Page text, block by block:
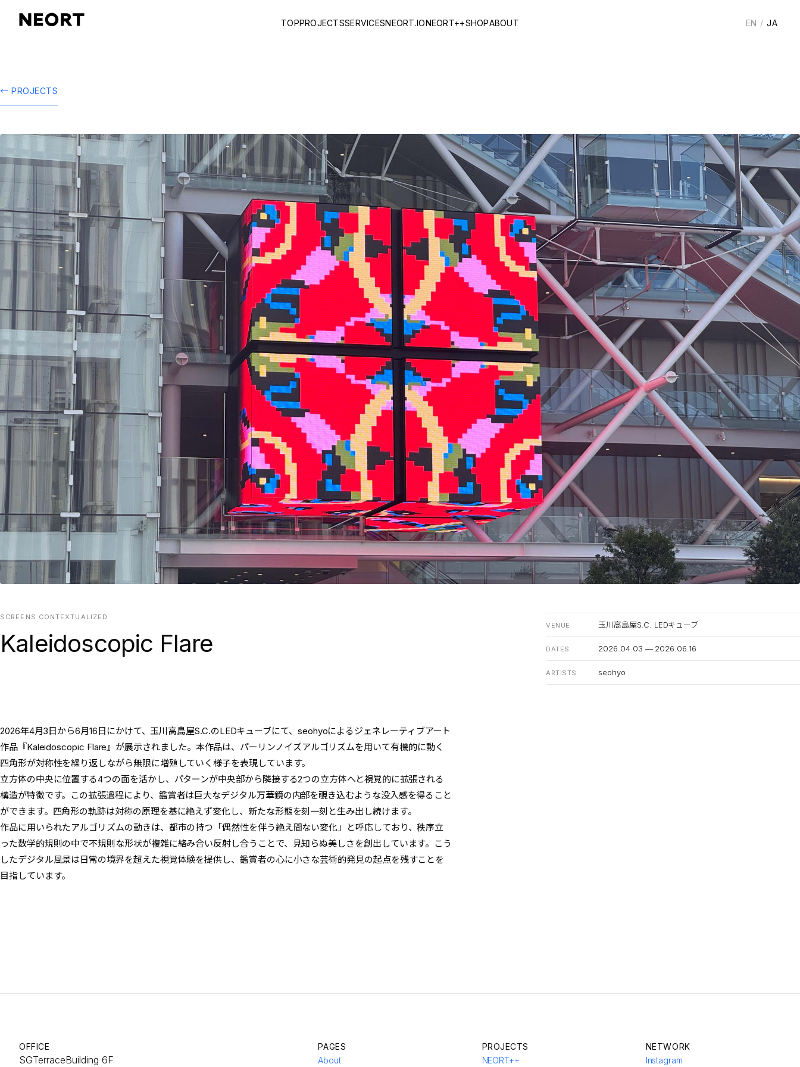
TOPPROJECTSSERVICESNEORT.IONEORT++SHOPABOUT EN / JA
← PROJECTS
SCREENS CONTEXTUALIZED
Kaleidoscopic Flare
VENUE 玉川高島屋S.C. LEDキューブ
DATES 2026.04.03 — 2026.06.16
ARTISTS seohyo
2026年4月3日から6月16日にかけて、玉川高島屋S.C.のLEDキューブにて、seohyoによるジェネレーティブアート
作品『Kaleidoscopic Flare』が展示されました。本作品は、パーリンノイズアルゴリズムを用いて有機的に動く
四角形が対称性を繰り返しながら無限に増殖していく様子を表現しています。
立方体の中央に位置する4つの面を活かし、パターンが中央部から隣接する2つの立方体へと視覚的に拡張される
構造が特徴です。この拡張過程により、鑑賞者は巨大なデジタル万華鏡の内部を覗き込むような没入感を得ること
ができます。四角形の軌跡は対称の原理を基に絶えず変化し、新たな形態を刻一刻と生み出し続けます。
作品に用いられたアルゴリズムの動きは、都市の持つ「偶然性を伴う絶え間ない変化」と呼応しており、秩序立
った数学的規則の中で不規則な形状が複雑に絡み合い反射し合うことで、見知らぬ美しさを創出しています。こう
したデジタル風景は日常の境界を超えた視覚体験を提供し、鑑賞者の心に小さな芸術的発見の起点を残すことを
目指しています。
OFFICE
SGTerraceBuilding 6F
PAGES
About
PROJECTS
NEORT++
NETWORK
Instagram